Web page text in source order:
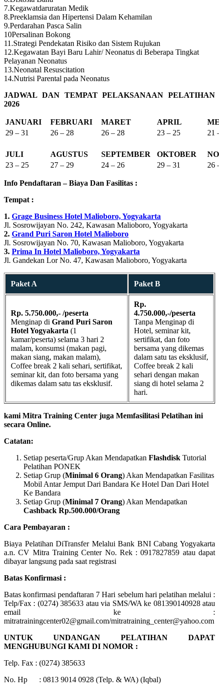
7.Kegawatdaruratan Medik
8.Preeklamsia dan Hipertensi Dalam Kehamilan
9.Perdarahan Pasca Salin
10Persalinan Bokong
11.Strategi Pendekatan Risiko dan Sistem Rujukan
12.Kegawatan Bayi Baru Lahir/ Neonatus di Beberapa Tingkat
Pelayanan Neonatus
13.Neonatal Resuscitation
14.Nutrisi Parental pada Neonatus
JADWAL DAN TEMPAT PELAKSANAAN PELATIHAN
2026
JANUARI FEBRUARI MARET APRIL
29 – 31
26 – 28 26 – 28 23 – 25 21
JULI AGUSTUS SEPTEMBER OKTOBER
23 – 25
27 – 29 24 – 26 29 – 31 26
Info Pendaftaran – Biaya Dan Fasilitas :
Tempat :
1. Grage Business Hotel Malioboro, Yogyakarta
Jl. Sosrowijayan No. 242, Kawasan Malioboro, Yogyakarta
2. Grand Puri Saron Hotel Malioboro
Jl. Sosrowijayan No. 70, Kawasan Malioboro, Yogyakarta
3. Prima In Hotel Malioboro, Yogyakarta
Jl. Gandekan Lor No. 47, Kawasan Malioboro, Yogyakarta
Paket A Paket B
Rp. 5.750.000,- /peserta
Menginap di Grand Puri Saron
Hotel Yogyakarta (1
kamar/peserta) selama 3 hari 2
malam, konsumsi (makan pagi,
makan siang, makan malam),
Coffee break 2 kali sehari, sertifikat,
seminar kit, dan foto bersama yang
dikemas dalam satu tas eksklusif.
Rp.
4.750.000,-/peserta
Tanpa Menginap di
Hotel, seminar kit,
sertifikat, dan foto
bersama yang dikemas
dalam satu tas eksklusif,
Coffee break 2 kali
sehari dengan makan
siang di hotel selama 2
hari.
kami Mitra Training Center juga Memfasilitasi Pelatihan ini
secara Online.
Catatan:
Setiap peserta/Grup Akan Mendapatkan Flashdisk Tutorial
Pelatihan PONEK
Setiap Grup (Minimal 6 Orang) Akan Mendapatkan Fasilitas
Mobil Antar Jemput Dari Bandara Ke Hotel Dan Dari Hotel
Ke Bandara
Setiap Grup (Minimal 7 Orang) Akan Mendapatkan
Cashback Rp.500.000/Orang
Cara Pembayaran :
Biaya Pelatihan DiTransfer Melalui Bank BNI Cabang Yogyakarta
a.n. CV Mitra Training Center No. Rek : 0917827859 atau dapat
dibayar langsung pada saat registrasi
Batas Konfirmasi :
Batas konfirmasi pendaftaran 7 Hari sebelum hari pelatihan melalui :
Telp/Fax : (0274) 385633 atau via SMS/WA ke 081390140928 atau
email ke :
mitratrainingcenter02@gmail.com/mitratraining_center@yahoo.com
UNTUK UNDANGAN PELATIHAN DAPAT
MENGHUBUNGI KAMI DI NOMOR :
Telp. Fax : (0274) 385633
No. Hp : 0813 9014 0928 (Telp. & WA) (Iqbal)